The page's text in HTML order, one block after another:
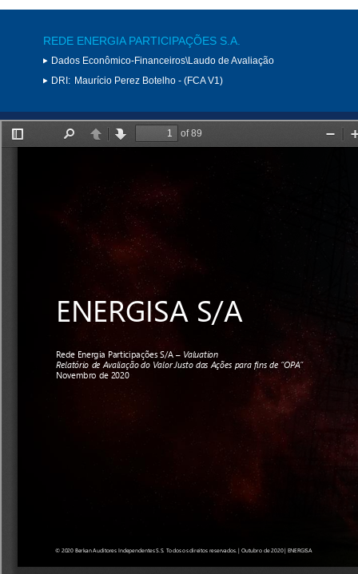
REDE ENERGIA PARTICIPAÇÕES S.A.
Dados Econômico-Financeiros\Laudo de Avaliação
DRI: Maurício Perez Botelho - (FCA V1)